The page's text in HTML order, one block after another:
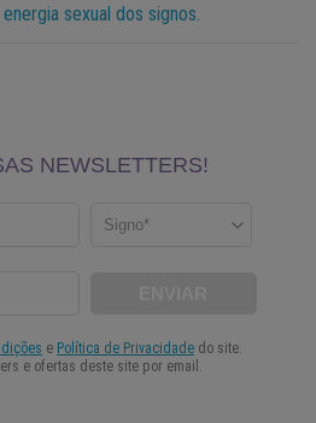
sexual dos signos.